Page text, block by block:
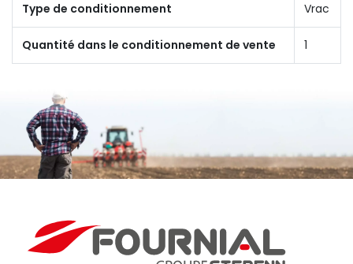
Type de conditionnement Vrac
Quantité dans le conditionnement de vente 1